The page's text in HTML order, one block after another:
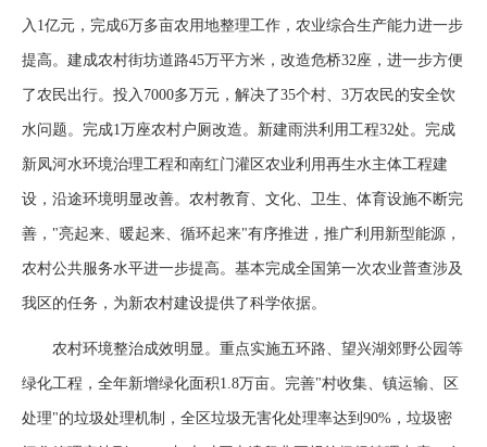
入1亿元，完成6万多亩农用地整理工作，农业综合生产能力进一步
提高。建成农村街坊道路45万平方米，改造危桥32座，进一步方便
了农民出行。投入7000多万元，解决了35个村、3万农民的安全饮
水问题。完成1万座农村户厕改造。新建雨洪利用工程32处。完成
新凤河水环境治理工程和南红门灌区农业利用再生水主体工程建
设，沿途环境明显改善。农村教育、文化、卫生、体育设施不断完
善，"亮起来、暖起来、循环起来"有序推进，推广利用新型能源，
农村公共服务水平进一步提高。基本完成全国第一次农业普查涉及
我区的任务，为新农村建设提供了科学依据。
农村环境整治成效明显。重点实施五环路、望兴湖郊野公园等
绿化工程，全年新增绿化面积1.8万亩。完善"村收集、镇运输、区
处理"的垃圾处理机制，全区垃圾无害化处理率达到90%，垃圾密